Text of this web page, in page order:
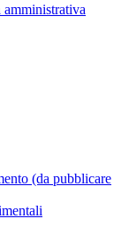
(da pubblicare